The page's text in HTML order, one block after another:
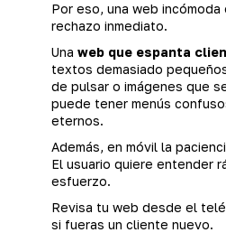
Por eso, una web incómoda
rechazo inmediato.
Unaweb que espanta
textos demasiado
de pulsar o imágenes que
puede tener menús
eternos.
Además, en móvil la
El usuario quiere entender
esfuerzo.
Revisa tu web desde el
si fueras un cliente nuevo.